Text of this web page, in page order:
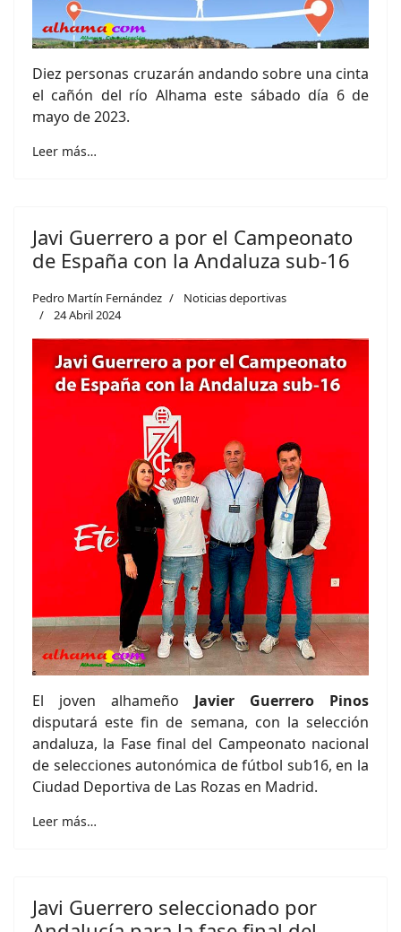
Diez personas cruzarán andando sobre una cinta
el cañón del río Alhama este sábado día 6 de
mayo de 2023.
Leer más…
Javi Guerrero a por el Campeonato
de España con la Andaluza sub-16
Pedro Martín Fernández
Noticias deportivas
24 Abril 2024
El joven alhameño Javier Guerrero Pinos
disputará este fin de semana, con la selección
andaluza, la Fase final del Campeonato nacional
de selecciones autonómica de fútbol sub16, en la
Ciudad Deportiva de Las Rozas en Madrid.
Leer más…
Javi Guerrero seleccionado por